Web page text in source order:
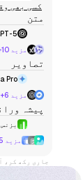
کسی بھی
متن
5
مزید 10+
تصاویر
Pro
مزید 6+
پیشہ
مزید 15+
جاری رکھ کر،